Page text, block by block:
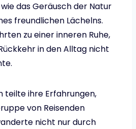
das Geräusch der Natur
freundlichen Lächelns.
zu einer inneren Ruhe,
in den Alltag nicht
teilte ihre Erfahrungen,
von Reisenden
nicht nur durch